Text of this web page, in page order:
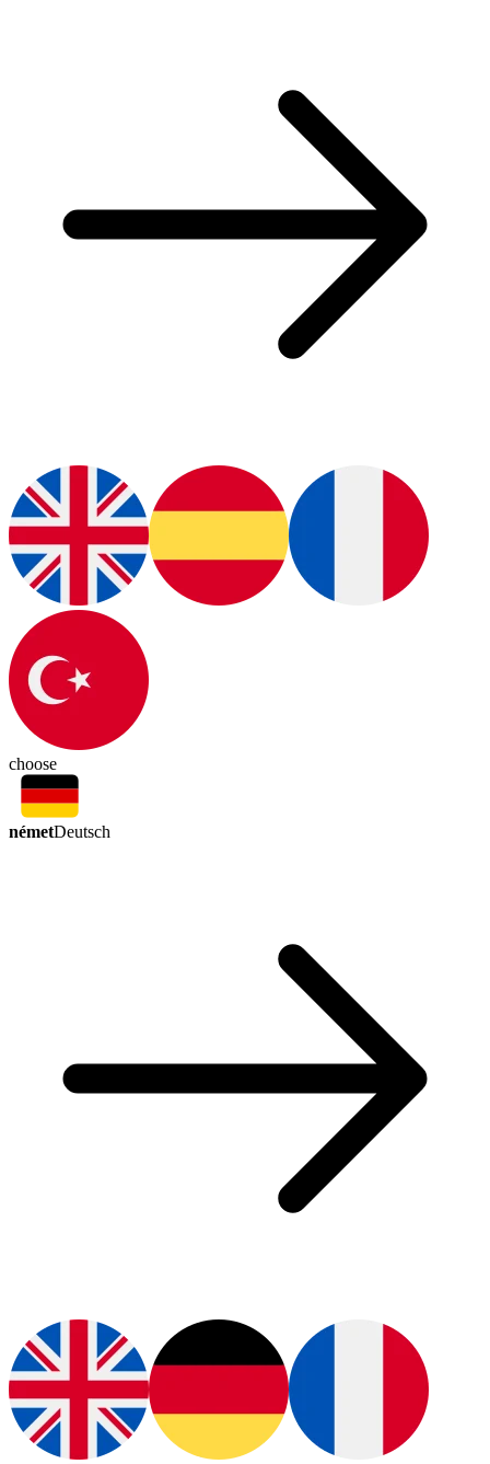
choose
németDeutsch